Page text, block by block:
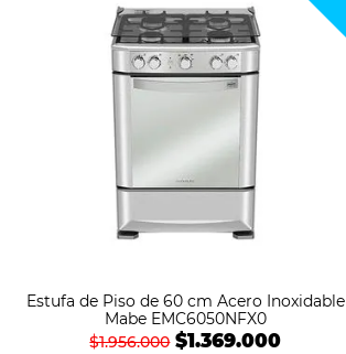
Estufa de Piso de 60 cm Acero Inoxidable
Mabe EMC6050NFX0
$1.956.000 $1.369.000